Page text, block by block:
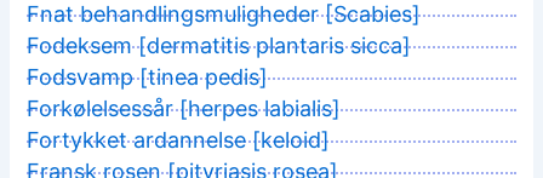
Fnat behandlingsmuligheder [Scabies]
Fodeksem [dermatitis plantaris sicca]
Fodsvamp [tinea pedis]
Forkølelsessår [herpes labialis]
Fortykket ardannelse [keloid]
Fransk rosen [pityriasis rosea]